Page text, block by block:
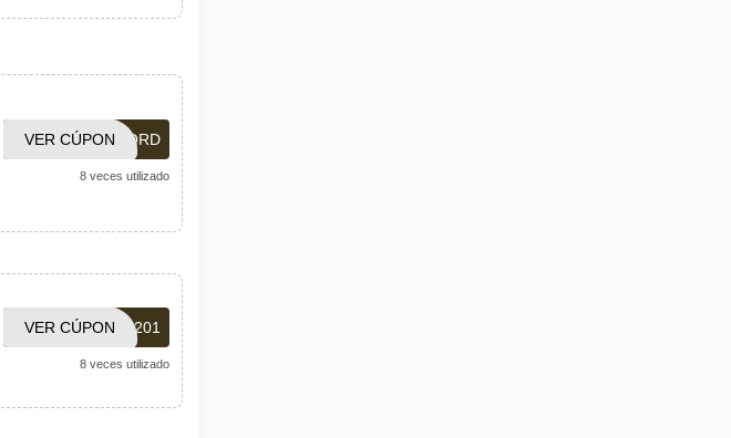
USMILORD
VER CÚPON
8 veces utilizado
N006201
VER CÚPON
8 veces utilizado